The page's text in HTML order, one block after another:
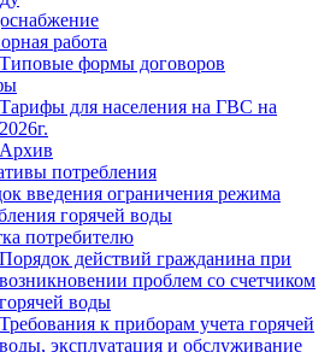
работа
Типовые формы договоров
Тарифы для населения на ГВС на
2026г.
Архив
потребления
введения ограничения режима
горячей воды
потребителю
Порядок действий гражданина при
возникновении проблем со счетчиком
горячей воды
Требования к приборам учета горячей
воды, эксплуатация и обслуживание